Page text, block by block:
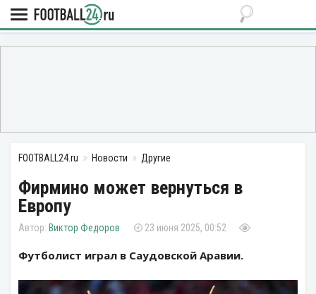
FOOTBALL24.ru Новости Другие
Фирмино может вернуться в
Европу
Виктор Федоров 23 июня 2025, 00:52
Футболист играл в Саудовской Аравии.